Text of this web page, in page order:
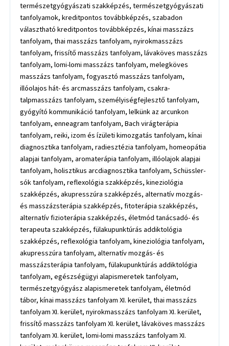
természetgyógyászati szakképzés, természetgyógyászati
tanfolyamok, kreditpontos továbbképzés, szabadon
választható kreditpontos továbbképzés, kínai masszázs
tanfolyam, thai masszázs tanfolyam, nyirokmasszázs
tanfolyam, frissítő masszázs tanfolyam, lávaköves masszázs
tanfolyam, lomi-lomi masszázs tanfolyam, melegköves
masszázs tanfolyam, fogyasztó masszázs tanfolyam,
illóolajos hát- és arcmasszázs tanfolyam, csakra-
talpmasszázs tanfolyam, személyiségfejlesztő tanfolyam,
gyógyító kommunikáció tanfolyam, lelkünk az arcunkon
tanfolyam, enneagram tanfolyam, Bach virágterápia
tanfolyam, reiki, izom és ízületi kimozgatás tanfolyam, kínai
diagnosztika tanfolyam, radiesztézia tanfolyam, homeopátia
alapjai tanfolyam, aromaterápia tanfolyam, illóolajok alapjai
tanfolyam, holisztikus arcdiagnosztika tanfolyam, Schüssler-
sók tanfolyam, reflexológia szakképzés, kineziológia
szakképzés, akupresszúra szakképzés, alternatív mozgás-
és masszázsterápia szakképzés, fitoterápia szakképzés,
alternatív fizioterápia szakképzés, életmód tanácsadó- és
terapeuta szakképzés, fülakupunktúrás addiktológia
szakképzés, reflexológia tanfolyam, kineziológia tanfolyam,
akupresszúra tanfolyam, alternatív mozgás- és
masszázsterápia tanfolyam, fülakupunktúrás addiktológia
tanfolyam, egészségügyi alapismeretek tanfolyam,
természetgyógyász alapismeretek tanfolyam, életmód
tábor, kínai masszázs tanfolyam XI. kerület, thai masszázs
tanfolyam XI. kerület, nyirokmasszázs tanfolyam XI. kerület,
frissítő masszázs tanfolyam XI. kerület, lávaköves masszázs
tanfolyam XI. kerület, lomi-lomi masszázs tanfolyam XI.